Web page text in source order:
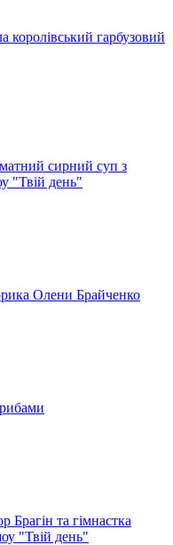
королівський гарбузовий
сирний суп з
"Твій день"
Олени Брайченко
Брагін та гімнастка
"Твій день"